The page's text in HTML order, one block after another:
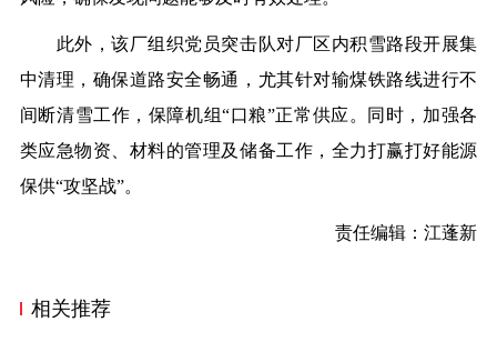
此外，该厂组织党员突击队对厂区内积雪路段开展集
中清理，确保道路安全畅通，尤其针对输煤铁路线进行不
间断清雪工作，保障机组“口粮”正常供应。同时，加强各
类应急物资、材料的管理及储备工作，全力打赢打好能源
保供“攻坚战”。
责任编辑：江蓬新
相关推荐